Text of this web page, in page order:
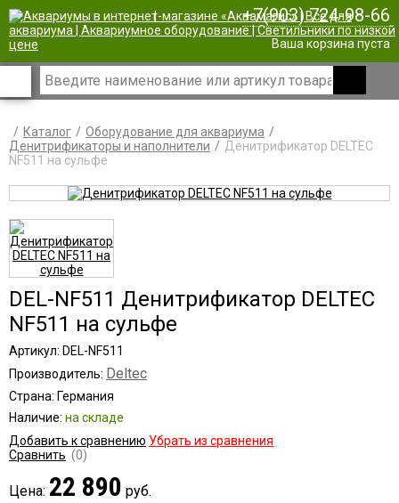
| +7(903) 724-98-66
Ваша корзина пуста
Каталог
Оборудование для аквариума
Денитрификаторы и наполнители
Денитрификатор DELTEC
NF511 на сульфе
DEL-NF511 Денитрификатор DELTEC
NF511 на сульфе
Артикул: DEL-NF511
Производитель: Deltec
Страна: Германия
Наличие: на складе
Добавить к сравнению Убрать из сравнения
Сравнить (0)
Цена: 22 890 руб.